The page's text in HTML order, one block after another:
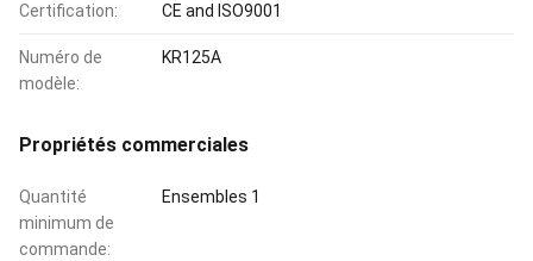
Certification: CE and ISO9001
Numéro de
modèle:
KR125A
Propriétés commerciales
Quantité
minimum de
commande:
Ensembles 1